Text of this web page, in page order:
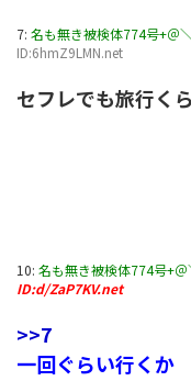
7: 名も無き被検体774号+＠
ID:6hmZ9LMN.net
セフレでも旅行く
10: 名も無き被検体774号+
ID:d/ZaP7KV.net
>>7
一回ぐらい行くか